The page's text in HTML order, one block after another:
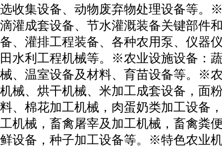
选收集设备、动物废弃物处理设备等。
滴灌成套设备、节水灌溉装备关键部件
备、灌排工程装备、各种农用泵、仪器
田水利工程机械等。※农业设施设备：
械、温室设备及材料、育苗设备等。※
机械、烘干机械、米加工成套设备，面
料、棉花加工机械，肉蛋奶类加工设备
工机械，畜禽屠宰及加工机械，畜禽粪
鲜设备，种子加工设备等。※特色农业